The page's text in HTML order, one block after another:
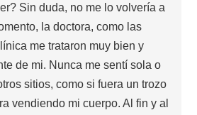
Sin duda, no me lo volvería a
la doctora, como las
me trataron muy bien y
de mi. Nunca me sentí sola o
sitios, como si fuera un trozo
vendiendo mi cuerpo. Al fin y al